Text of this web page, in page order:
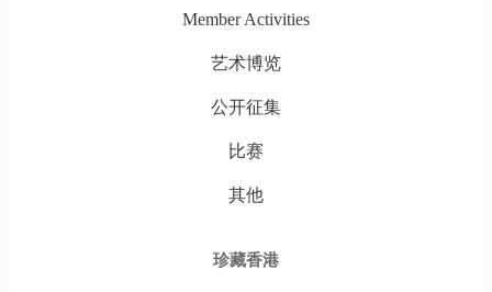
Member Activities
艺术博览
公开征集
比赛
其他
珍藏香港